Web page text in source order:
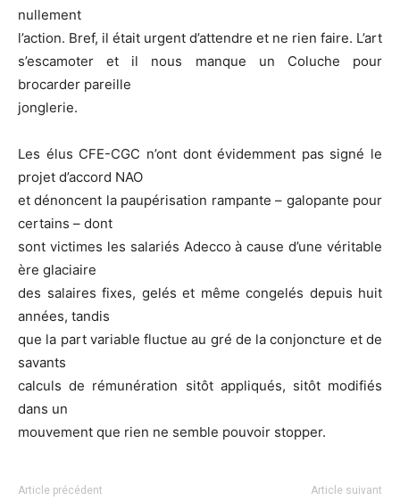
nullement
l’action. Bref, il était urgent d’attendre et ne rien faire. L’art
s’escamoter et il nous manque un Coluche pour
brocarder pareille
jonglerie.
Les élus CFE-CGC n’ont dont évidemment pas signé le
projet d’accord NAO
et dénoncent la paupérisation rampante – galopante pour
certains – dont
sont victimes les salariés Adecco à cause d’une véritable
ère glaciaire
des salaires fixes, gelés et même congelés depuis huit
années, tandis
que la part variable fluctue au gré de la conjoncture et de
savants
calculs de rémunération sitôt appliqués, sitôt modifiés
dans un
mouvement que rien ne semble pouvoir stopper.
Article précédent Article suivant